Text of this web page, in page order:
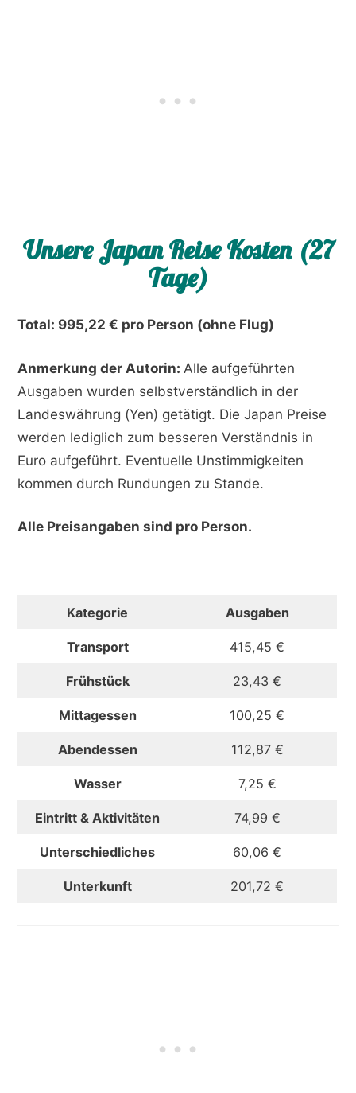
Unsere Japan Reise Kosten (27
Tage)
Total: 995,22 € pro Person (ohne Flug)
Anmerkung der Autorin: Alle aufgeführten
Ausgaben wurden selbstverständlich in der
Landeswährung (Yen) getätigt. Die Japan Preise
werden lediglich zum besseren Verständnis in
Euro aufgeführt. Eventuelle Unstimmigkeiten
kommen durch Rundungen zu Stande.
Alle Preisangaben sind pro Person.
Kategorie Ausgaben
Transport 415,45 €
Frühstück 23,43 €
Mittagessen 100,25 €
Abendessen 112,87 €
Wasser 7,25 €
Eintritt & Aktivitäten 74,99 €
Unterschiedliches 60,06 €
Unterkunft 201,72 €